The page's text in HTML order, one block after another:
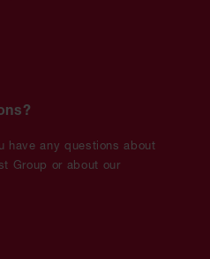
have any questions about
Group or about our